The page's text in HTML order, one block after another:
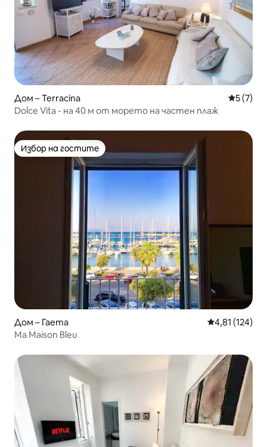
Дом – Terracina Средна
5 (7)
Dolce Vita - на 40 м от морето на частен плаж
Избор на гостите
Избор на гостите
Дом – Гаета Средна
4,81 (124)
Ma Maison Bleu